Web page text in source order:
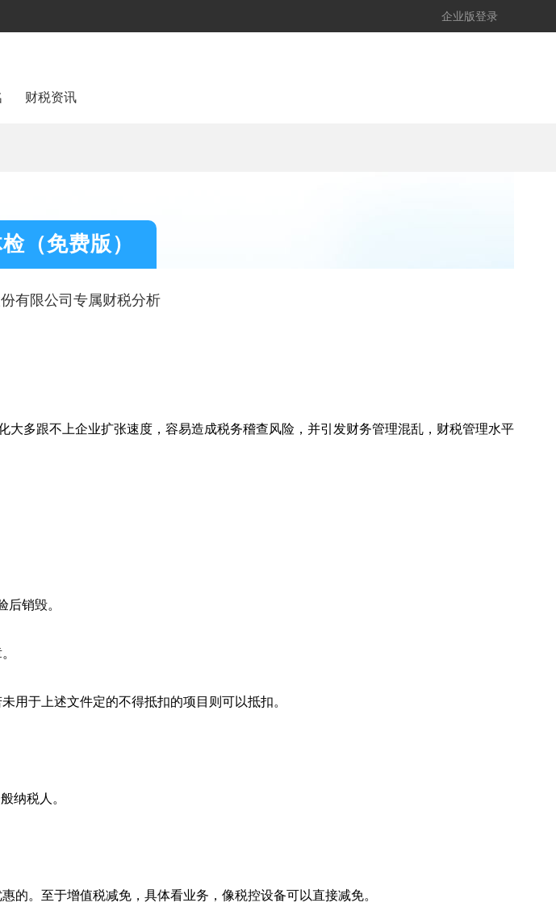
企业版登录
财税资讯
（免费版）
有限公司专属财税分析
多跟不上企业扩张速度，容易造成税务稽查风险，并引发财务管理混乱，财税管理水平
销毁。
用于上述文件定的不得抵扣的项目则可以抵扣。
纳税人。
的。至于增值税减免，具体看业务，像税控设备可以直接减免。